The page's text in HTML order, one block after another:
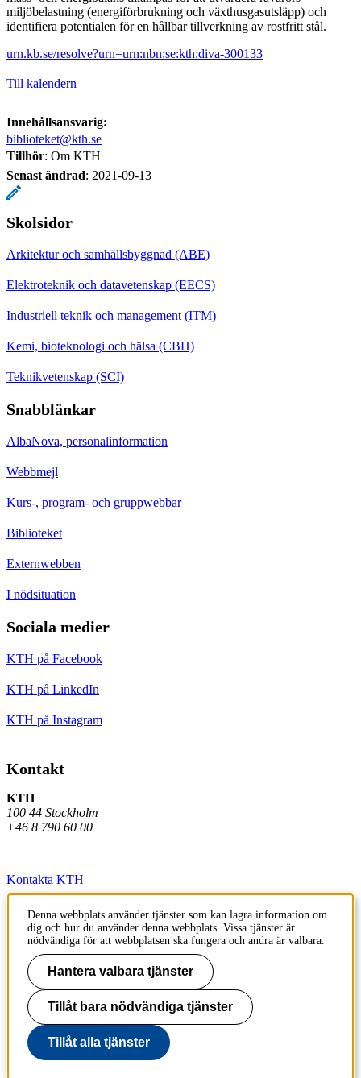
miljöbelastning (energiförbrukning och växthusgasutsläpp) och
identifiera potentialen för en hållbar tillverkning av rostfritt stål.
urn.kb.se/resolve?urn=urn:nbn:se:kth:diva-300133
Till kalendern
Innehållsansvarig:
biblioteket@kth.se
Tillhör: Om KTH
Senast ändrad: 2021-09-13
Skolsidor
Arkitektur och samhällsbyggnad (ABE)
Elektroteknik och datavetenskap (EECS)
Industriell teknik och management (ITM)
Kemi, bioteknologi och hälsa (CBH)
Teknikvetenskap (SCI)
Snabblänkar
AlbaNova, personalinformation
Webbmejl
Kurs-, program- och gruppwebbar
Biblioteket
Externwebben
I nödsituation
Sociala medier
KTH på Facebook
KTH på LinkedIn
KTH på Instagram
Kontakt
KTH
100 44 Stockholm
+46 8 790 60 00
Kontakta KTH
Jobba på KTH
Press och media
Faktura och betalning KTH
Om KTH:s webbplatser
Tillgänglighetsredogörelse
Denna webbplats använder tjänster som kan lagra information om
dig och hur du använder denna webbplats. Vissa tjänster är
nödvändiga för att webbplatsen ska fungera och andra är valbara.
Hantera valbara tjänster
Tillåt bara nödvändiga tjänster
Tillåt alla tjänster